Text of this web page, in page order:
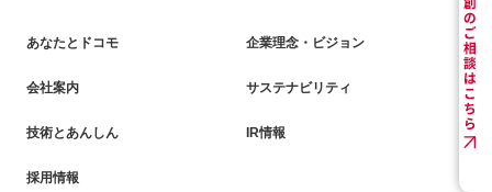
あなたとドコモ 企業理念・ビジョン
会社案内 サステナビリティ
技術とあんしん IR情報
採用情報